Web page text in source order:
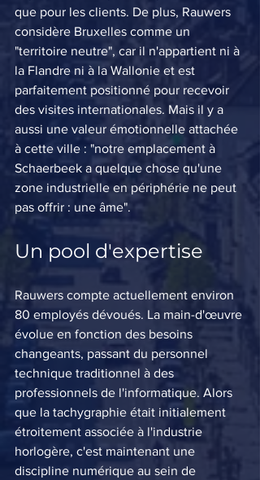
que pour les clients. De plus, Rauwers
considère Bruxelles comme un
"territoire neutre", car il n'appartient ni à
la Flandre ni à la Wallonie et est
parfaitement positionné pour recevoir
des visites internationales. Mais il y a
aussi une valeur émotionnelle attachée
à cette ville : "notre emplacement à
Schaerbeek a quelque chose qu'une
zone industrielle en périphérie ne peut
pas offrir : une âme".
Un pool d'expertise
Rauwers compte actuellement environ
80 employés dévoués. La main-d'œuvre
évolue en fonction des besoins
changeants, passant du personnel
technique traditionnel à des
professionnels de l'informatique. Alors
que la tachygraphie était initialement
étroitement associée à l'industrie
horlogère, c'est maintenant une
discipline numérique au sein de